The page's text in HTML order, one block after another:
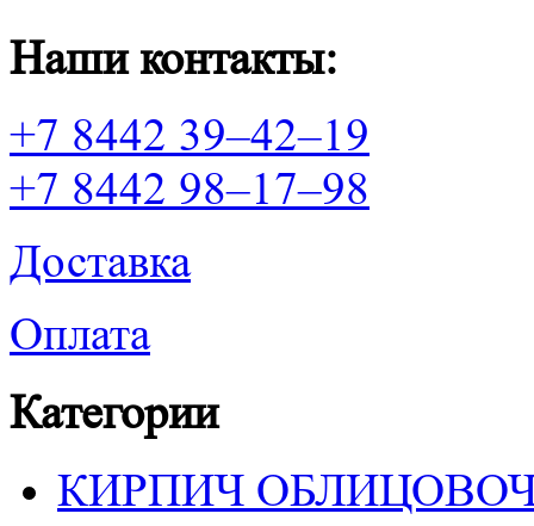
Наши контакты:
+7 8442 39–42–19
+7 8442 98–17–98
Доставка
Оплата
Категории
КИРПИЧ